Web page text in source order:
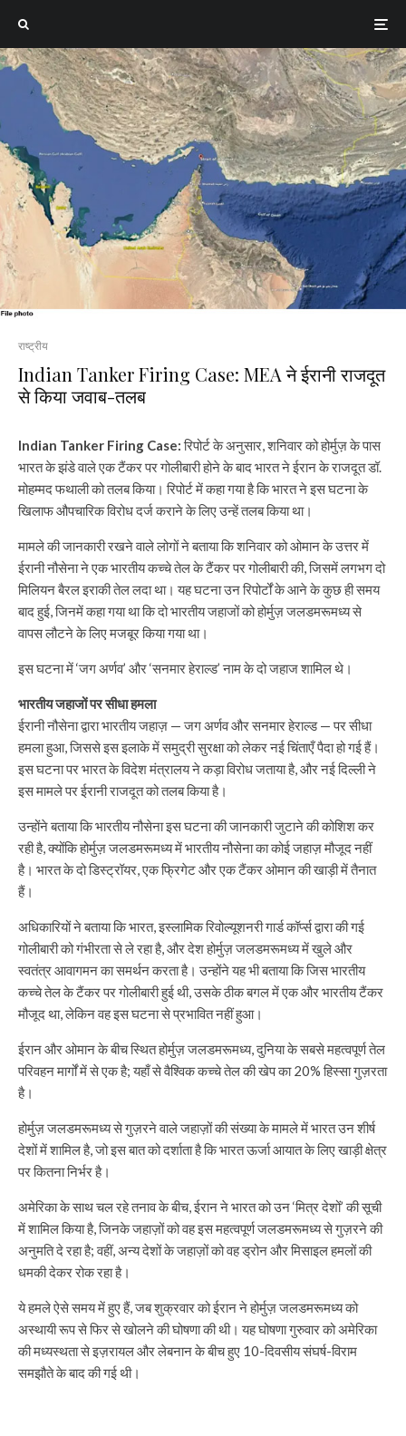
राष्ट्रीय
Indian Tanker Firing Case: MEA ने ईरानी राजदूत
से किया जवाब-तलब
Indian Tanker Firing Case:रिपोर्ट के अनुसार, शनिवार को होर्मुज़ के पास
भारत के झंडे वाले एक टैंकर पर गोलीबारी होने के बाद भारत ने ईरान के राजदूत डॉ.
मोहम्मद फथाली को तलब किया। रिपोर्ट में कहा गया है कि भारत ने इस घटना के
खिलाफ औपचारिक विरोध दर्ज कराने के लिए उन्हें तलब किया था।
मामले की जानकारी रखने वाले लोगों ने बताया कि शनिवार को ओमान के उत्तर में
ईरानी नौसेना ने एक भारतीय कच्चे तेल के टैंकर पर गोलीबारी की, जिसमें लगभग दो
मिलियन बैरल इराकी तेल लदा था। यह घटना उन रिपोर्टों के आने के कुछ ही समय
बाद हुई, जिनमें कहा गया था कि दो भारतीय जहाजों को होर्मुज़ जलडमरूमध्य से
वापस लौटने के लिए मजबूर किया गया था।
इस घटना में ‘जग अर्णव’ और ‘सनमार हेराल्ड’ नाम के दो जहाज शामिल थे।
भारतीय जहाजों पर सीधा हमला
ईरानी नौसेना द्वारा भारतीय जहाज़ — जग अर्णव और सनमार हेराल्ड — पर सीधा
हमला हुआ, जिससे इस इलाके में समुद्री सुरक्षा को लेकर नई चिंताएँ पैदा हो गई हैं।
इस घटना पर भारत के विदेश मंत्रालय ने कड़ा विरोध जताया है, और नई दिल्ली ने
इस मामले पर ईरानी राजदूत को तलब किया है।
उन्होंने बताया कि भारतीय नौसेना इस घटना की जानकारी जुटाने की कोशिश कर
रही है, क्योंकि होर्मुज़ जलडमरूमध्य में भारतीय नौसेना का कोई जहाज़ मौजूद नहीं
है। भारत के दो डिस्ट्रॉयर, एक फ्रिगेट और एक टैंकर ओमान की खाड़ी में तैनात
हैं।
अधिकारियों ने बताया कि भारत, इस्लामिक रिवोल्यूशनरी गार्ड कॉर्प्स द्वारा की गई
गोलीबारी को गंभीरता से ले रहा है, और देश होर्मुज़ जलडमरूमध्य में खुले और
स्वतंत्र आवागमन का समर्थन करता है। उन्होंने यह भी बताया कि जिस भारतीय
कच्चे तेल के टैंकर पर गोलीबारी हुई थी, उसके ठीक बगल में एक और भारतीय टैंकर
मौजूद था, लेकिन वह इस घटना से प्रभावित नहीं हुआ।
ईरान और ओमान के बीच स्थित होर्मुज़ जलडमरूमध्य, दुनिया के सबसे महत्वपूर्ण तेल
परिवहन मार्गों में से एक है; यहाँ से वैश्विक कच्चे तेल की खेप का 20% हिस्सा गुज़रता
है।
होर्मुज़ जलडमरूमध्य से गुज़रने वाले जहाज़ों की संख्या के मामले में भारत उन शीर्ष
देशों में शामिल है, जो इस बात को दर्शाता है कि भारत ऊर्जा आयात के लिए खाड़ी क्षेत्र
पर कितना निर्भर है।
अमेरिका के साथ चल रहे तनाव के बीच, ईरान ने भारत को उन ‘मित्र देशों’ की सूची
में शामिल किया है, जिनके जहाज़ों को वह इस महत्वपूर्ण जलडमरूमध्य से गुज़रने की
अनुमति दे रहा है; वहीं, अन्य देशों के जहाज़ों को वह ड्रोन और मिसाइल हमलों की
धमकी देकर रोक रहा है।
ये हमले ऐसे समय में हुए हैं, जब शुक्रवार को ईरान ने होर्मुज़ जलडमरूमध्य को
अस्थायी रूप से फिर से खोलने की घोषणा की थी। यह घोषणा गुरुवार को अमेरिका
की मध्यस्थता से इज़रायल और लेबनान के बीच हुए 10-दिवसीय संघर्ष-विराम
समझौते के बाद की गई थी।